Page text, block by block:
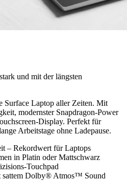
und mit der längsten
Surface Laptop aller Zeiten. Mit
modernster Snapdragon-Power
Display. Perfekt für
Arbeitstage ohne Ladepause.
– Rekordwert für Laptops
in Platin oder Mattschwarz
Touchpad
sattem Dolby® Atmos™ Sound